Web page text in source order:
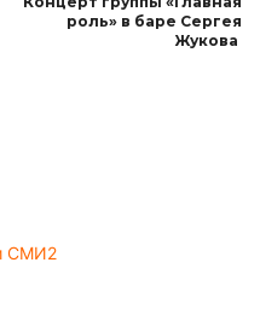
роль» в баре Сергея
Жукова
СМИ2